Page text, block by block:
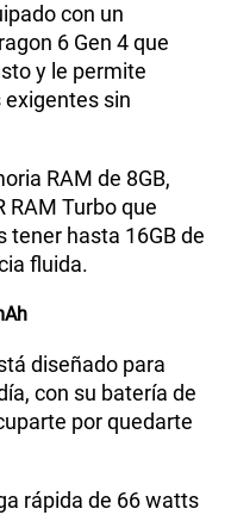
con un
6 Gen 4 que
y le permite
sin
RAM de 8GB,
RAM Turbo que
tener hasta 16GB de
fluida.
diseñado para
con su batería de
por quedarte
rápida de 66 watts